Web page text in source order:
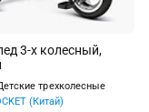
трехколесные
(Китай)